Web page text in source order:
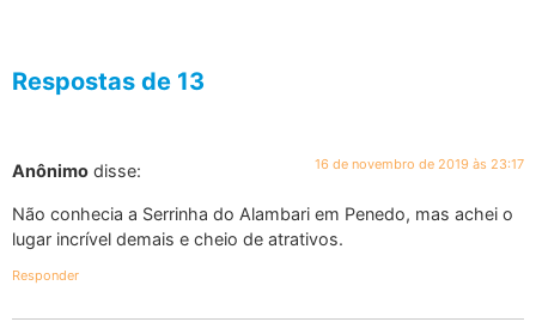
Respostas de 13
Anônimo disse: 16 de novembro de 2019 às 23:17
Não conhecia a Serrinha do Alambari em Penedo, mas achei o
lugar incrível demais e cheio de atrativos.
Responder